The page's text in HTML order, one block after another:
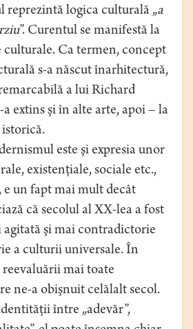
reprezintă logica culturală „a
”. Curentul se manifestă la
culturale. Ca termen, concept
s-a născut înarhitectură,
a lui Richard
extins şi în alte arte, apoi – la
este şi expresia unor
existenţiale, sociale etc.,
e un fapt mai mult decât
că secolul al XX-lea a fost
agitată şi mai contradictorie
a culturii universale. În
reevaluării mai toate
ne-a obişnuit celălalt secol.
între „adevăr”,